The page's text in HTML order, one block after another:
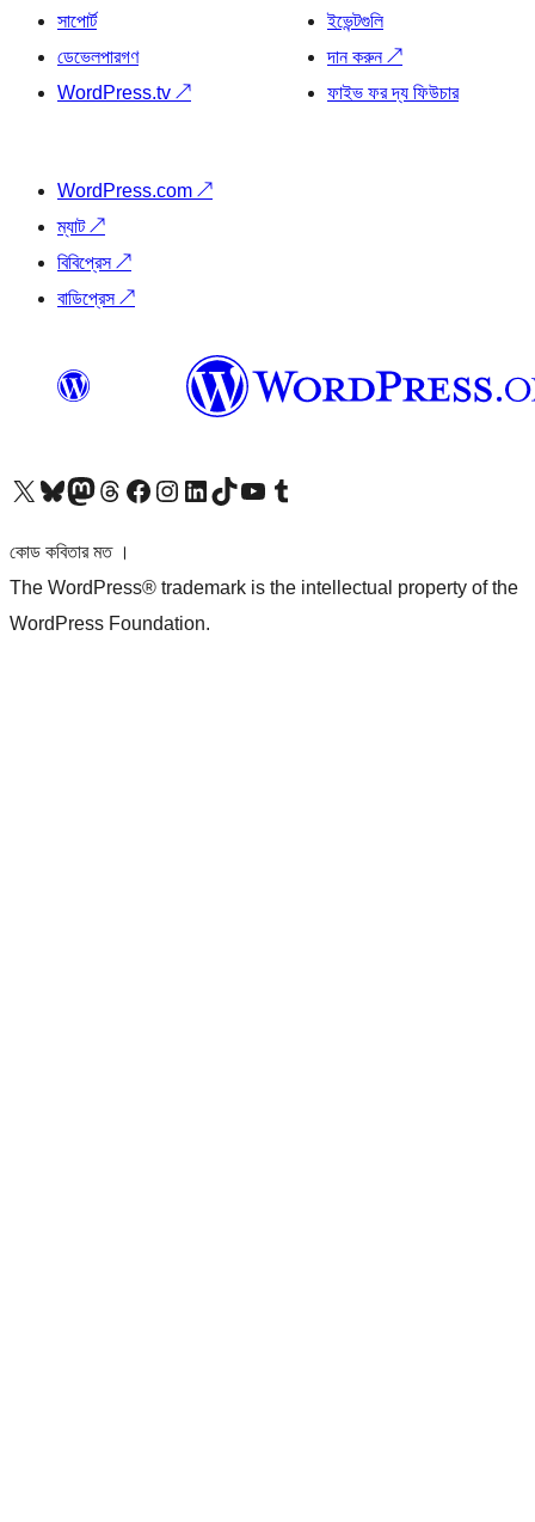
সাপোর্ট
ডেভেলপারগণ
WordPress.tv ↗
ইভেন্টগুলি
দান করুন↗
ফাইভ ফর দ্য ফিউচার
WordPress.com ↗
ম্যাট↗
বিবিপ্রেস↗
বাডিপ্রেস↗
আমাদের X (আগের টুইটার) অ্যাকাউন্টে যানআমাদের Bluesky অ্যাকাউন্টটি দেখুনআমাদের মাস্টোডন অ্যাকাউন্টটি দেখুনআমাদের থ্রেডস অ্যাকাউন্টটি দেখুনআমাদের ফেসবুক পেজ দেখুনআমাদের ইন্সটাগ্রাম অ্যাকাউন্ট দেখুনআমাদের লিঙ্কডইন অ্যাকাউন্টে যানআমাদের TikTok অ্যাকাউন্টটি দেখুনআমাদের ইউটিউব চ্যানেলে যান আমাদের টাম্বলার অ্যাকাউন্ট দেখুন
কোড কবিতার মত ।
The WordPress® trademark is the intellectual property of the
WordPress Foundation.